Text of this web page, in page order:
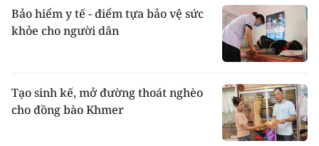
Bảo hiểm y tế - điểm tựa bảo vệ sức
khỏe cho người dân
Tạo sinh kế, mở đường thoát nghèo
cho đồng bào Khmer